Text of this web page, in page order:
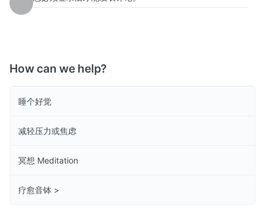
How can we help?
睡个好觉
减轻压力或焦虑
冥想 Meditation
疗愈音钵 >